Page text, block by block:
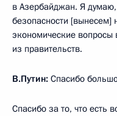
в Азербайджан. Я
безопасности [вынесем]
экономические
из правительств.
В.Путин: Спасибо
Спасибо за то, что есть